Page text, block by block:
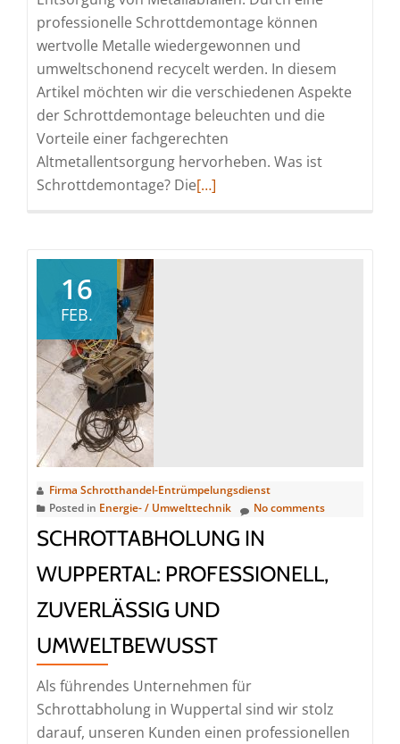
professionelle Schrottdemontage können
wertvolle Metalle wiedergewonnen und
umweltschonend recycelt werden. In diesem
Artikel möchten wir die verschiedenen Aspekte
der Schrottdemontage beleuchten und die
Vorteile einer fachgerechten
Altmetallentsorgung hervorheben. Was ist
Schrottdemontage? DieRead
[…]
16
FEB.
Firma Schrotthandel-Entrümpelungsdienst
Posted in Energie- / Umwelttechnik No comments
SCHROTTABHOLUNG IN
WUPPERTAL: PROFESSIONELL,
ZUVERLÄSSIG UND
UMWELTBEWUSST
Als führendes Unternehmen für
Schrottabholung in Wuppertal sind wir stolz
darauf, unseren Kunden einen professionellen